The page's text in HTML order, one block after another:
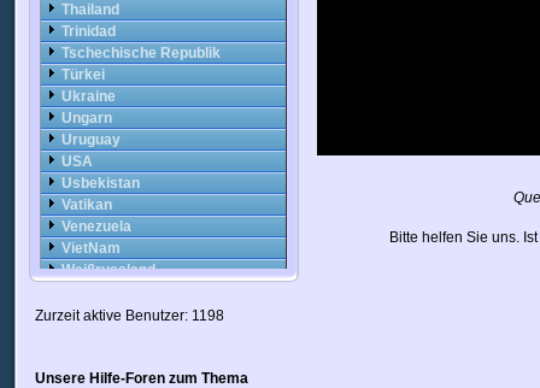
Thailand
Trinidad
Tschechische Republik
Türkei
Ukraine
Ungarn
Uruguay
USA
Usbekistan
Vatikan
Venezuela
VietNam
Weißrussland
Ägypten
Bitte helfen Sie uns.
Zurzeit aktive Benutzer: 1198
Unsere Hilfe-Foren zum Thema